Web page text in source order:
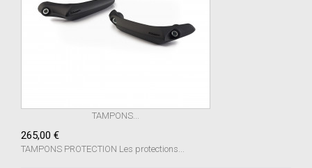
TAMPONS...
265,00 €
TAMPONS PROTECTION Les protections...